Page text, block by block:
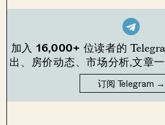
加入 16,000+ 位读者的
出、房价动态、市场分析,文章
订阅 Telegram →